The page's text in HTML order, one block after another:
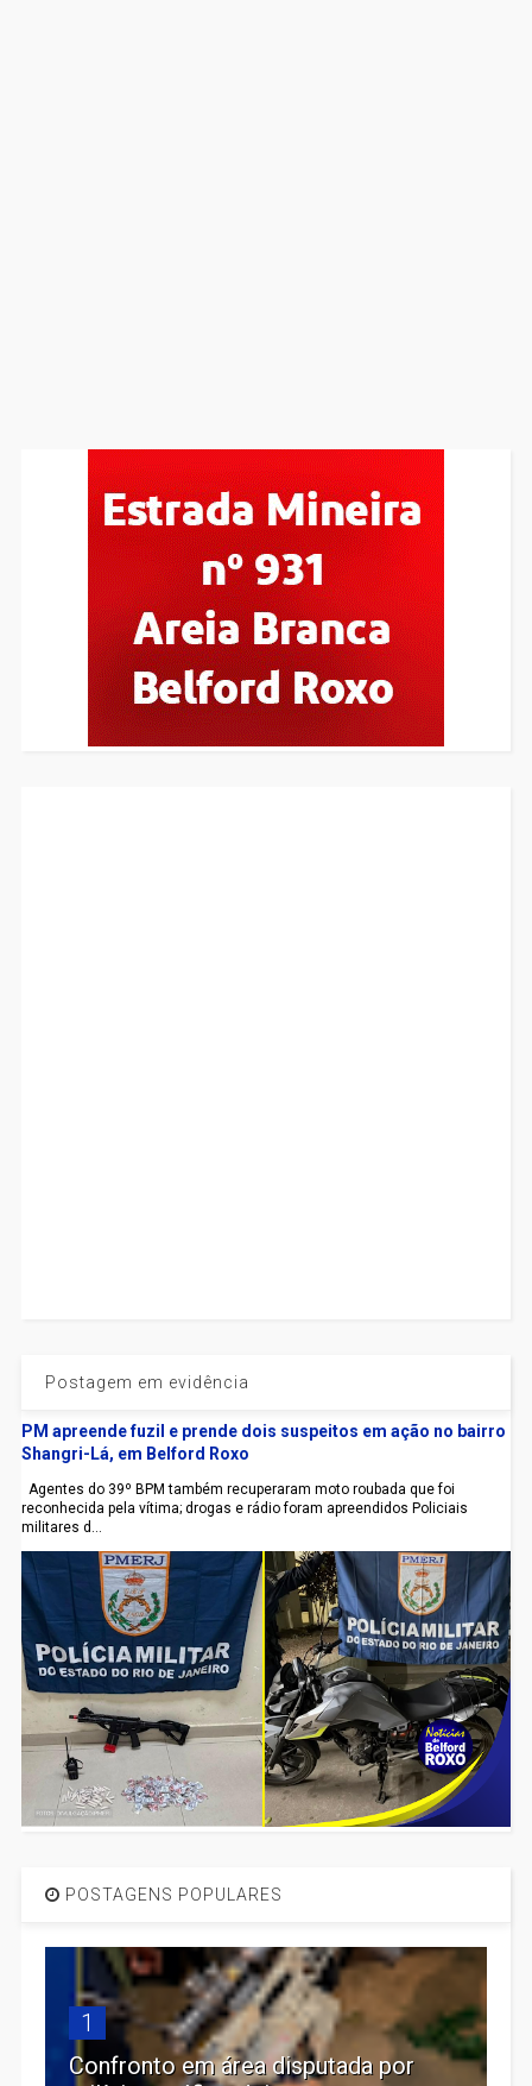
Postagem em evidência
PM apreende fuzil e prende dois suspeitos em ação no bairro
Shangri-Lá, em Belford Roxo
Agentes do 39º BPM também recuperaram moto roubada que foi
reconhecida pela vítima; drogas e rádio foram apreendidos Policiais
militares d...
POSTAGENS POPULARES
1
Confronto em área disputada por